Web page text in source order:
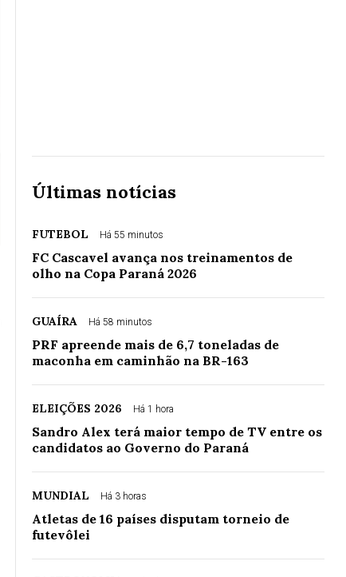
Últimas notícias
FUTEBOL Há 55 minutos
FC Cascavel avança nos treinamentos de
olho na Copa Paraná 2026
GUAÍRA Há 58 minutos
PRF apreende mais de 6,7 toneladas de
maconha em caminhão na BR-163
ELEIÇÕES 2026 Há 1 hora
Sandro Alex terá maior tempo de TV entre os
candidatos ao Governo do Paraná
MUNDIAL Há 3 horas
Atletas de 16 países disputam torneio de
futevôlei